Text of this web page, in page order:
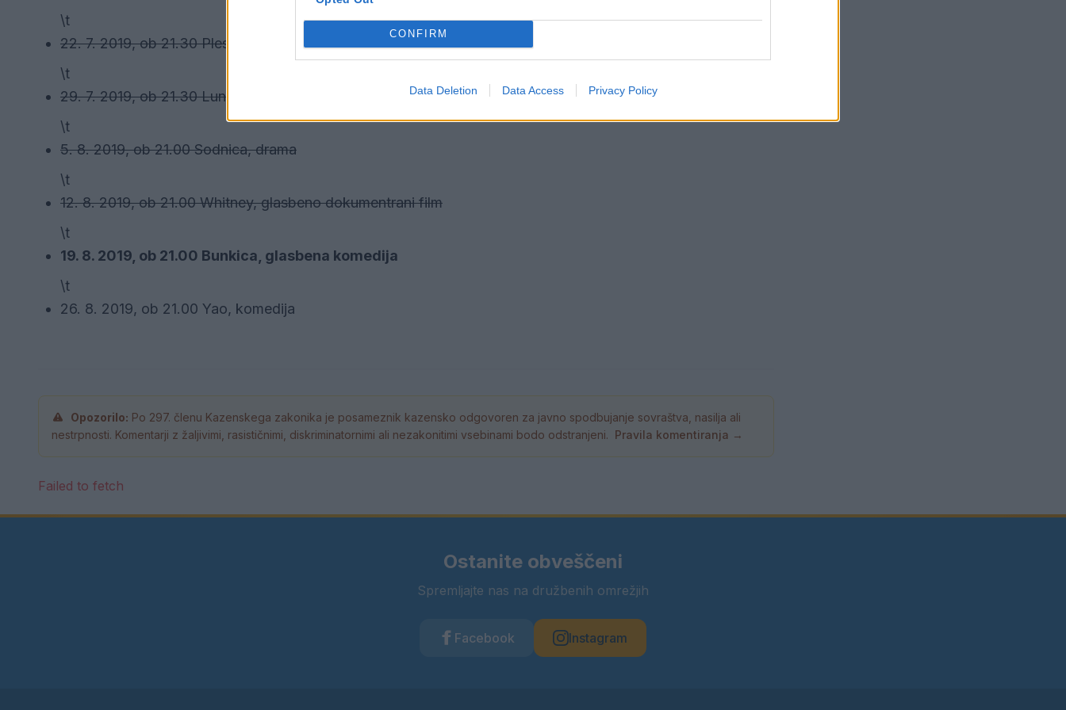
CONFIRM
Data Deletion Data Access Privacy Policy
\t
22. 7. 2019, ob 21.30 Plesna terapija, romantična komedija
\t
29. 7. 2019, ob 21.30 Lunapark, drama
\t
5. 8. 2019, ob 21.00 Sodnica, drama
\t
12. 8. 2019, ob 21.00 Whitney, glasbeno dokumentrani film
\t
19. 8. 2019, ob 21.00 Bunkica, glasbena komedija
\t
26. 8. 2019, ob 21.00 Yao, komedija
Opozorilo: Po 297. členu Kazenskega zakonika je posameznik kazensko odgovoren za javno spodbujanje sovraštva, nasilja ali
nestrpnosti. Komentarji z žaljivimi, rasističnimi, diskriminatornimi ali nezakonitimi vsebinami bodo odstranjeni. Pravila komentiranja →
Failed to fetch
Ostanite obveščeni
Spremljajte nas na družbenih omrežjih
Facebook Instagram